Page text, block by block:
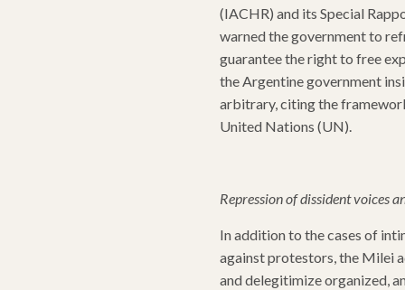
(IACHR) and its Special
warned the government to
guarantee the right to free
the Argentine government
arbitrary, citing the
United Nations (UN).
Repression of dissident voices
In addition to the cases of
against protestors, the Milei
and delegitimize organized,